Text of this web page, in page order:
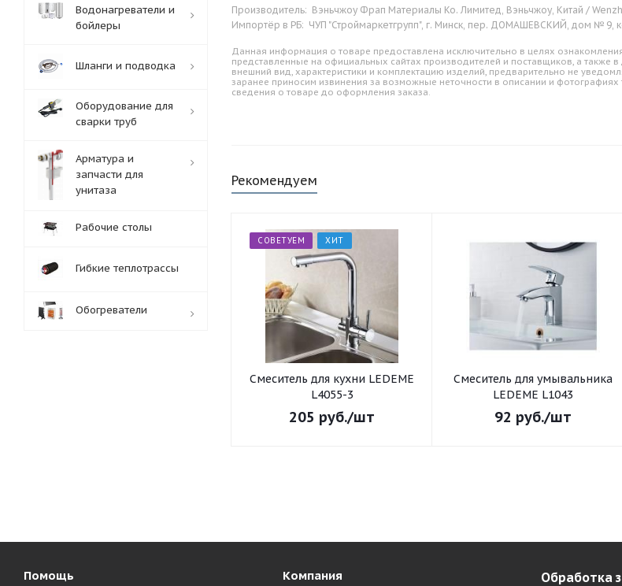
Производитель: Вэньчжоу Фрап Материалы Ко. Лимитед, Вэньчжоу, Китай /
Импортёр в РБ: ЧУП "Строймаркетгрупп", г. Минск, пер. ДОМАШЕВСКИЙ, дом № 9,
Данная информация о товаре предоставлена исключительно в целях
представленные на официальных сайтах производителей и поставщиков, а также
внешний вид, характеристики и комплектацию изделий, предварительно не
заранее приносим извинения за возможные неточности в описании и
сведения о товаре до оформления заказа.
Рекомендуем
СОВЕТУЕМ ХИТ
Смеситель для кухни LEDEME
L4055-3
205 руб./шт
Смеситель для умывальника
LEDEME L1043
92 руб./шт
Водонагреватели и
бойлеры
Шланги и подводка
Оборудование для
сварки труб
Арматура и
запчасти для
унитаза
Рабочие столы
Гибкие теплотрассы
Обогреватели
Помощь Компания
Обработка